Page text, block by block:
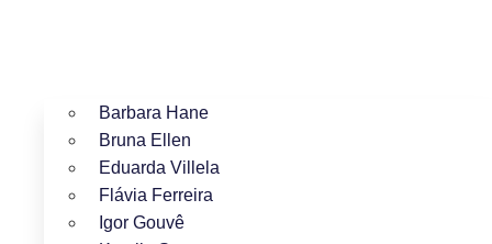
Barbara Hane
Bruna Ellen
Eduarda Villela
Flávia Ferreira
Igor Gouvê